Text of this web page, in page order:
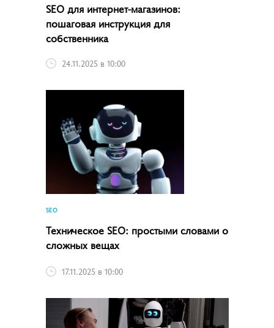
SEO для интернет-магазинов:
пошаговая инструкция для
собственника
24.11.2025 в 10:00
SEO
Техническое SEO: простыми словами о
сложных вещах
17.11.2025 в 10:00